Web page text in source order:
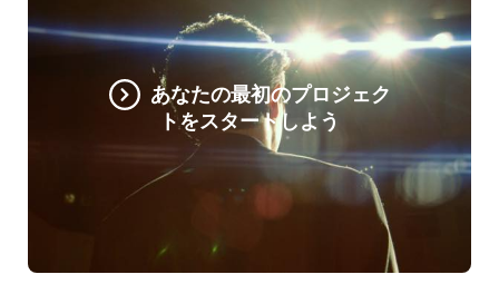
あなたの最初のプロジェク
トをスタートしよう